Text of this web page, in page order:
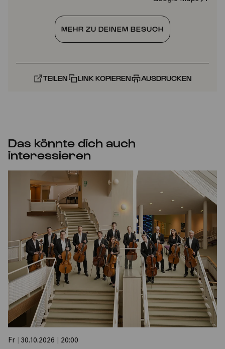
MEHR ZU DEINEM BESUCH
TEILEN LINK KOPIEREN AUSDRUCKEN
Das könnte dich auch
interessieren
Fr 30.10.2026 20:00